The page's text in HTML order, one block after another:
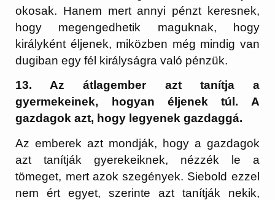
okosak. Hanem mert annyi pénzt keresnek,
hogy megengedhetik maguknak, hogy
királyként éljenek, miközben még mindig van
dugiban egy fél királyságra való pénzük.
13. Az átlagember azt tanítja a
gyermekeinek, hogyan éljenek túl. A
gazdagok azt, hogy legyenek gazdaggá.
Az emberek azt mondják, hogy a gazdagok
azt tanítják gyerekeiknek, nézzék le a
tömeget, mert azok szegények. Siebold ezzel
nem ért egyet, szerinte azt tanítják nekik,